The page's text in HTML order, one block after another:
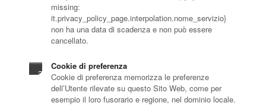
missing:
it.privacy_policy_page.interpolation.nome_servizio}
non ha una data di scadenza e non può essere
cancellato.
Cookie di preferenza
Cookie di preferenza memorizza le preferenze
dell’Utente rilevate su questo Sito Web, come per
esempio il loro fusorario e regione, nel dominio locale.